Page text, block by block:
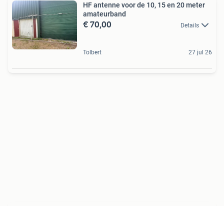
HF antenne voor de 10, 15 en 20 meter
amateurband
€ 70,00 Details
Tolbert 27 jul 26